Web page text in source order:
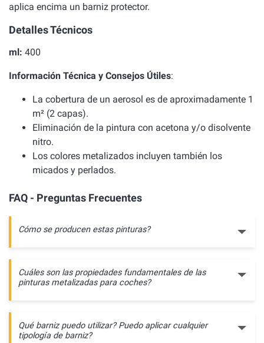
aplica encima un barniz protector.
Detalles Técnicos
ml: 400
Información Técnica y Consejos Útiles:
La cobertura de un aerosol es de aproximadamente 1
m² (2 capas).
Eliminación de la pintura con acetona y/o disolvente
nitro.
Los colores metalizados incluyen también los
micados y perlados.
FAQ - Preguntas Frecuentes
Cómo se producen estas pinturas?
Cuáles son las propiedades fundamentales de las
pinturas metalizadas para coches?
Qué barniz puedo utilizar? Puedo aplicar cualquier
tipología de barniz?